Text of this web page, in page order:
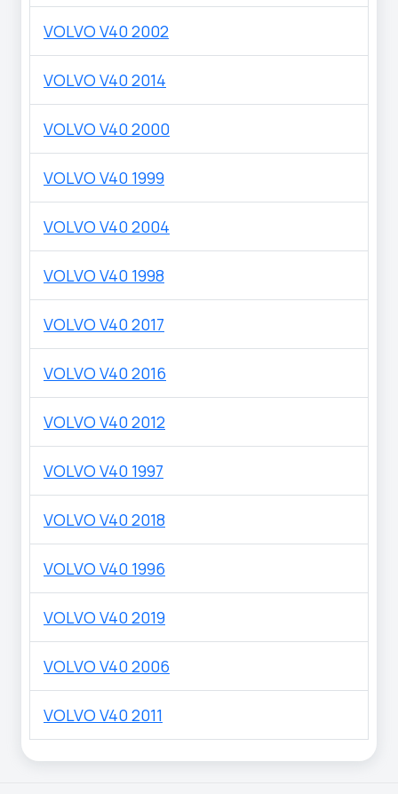
VOLVO V40 2002
VOLVO V40 2014
VOLVO V40 2000
VOLVO V40 1999
VOLVO V40 2004
VOLVO V40 1998
VOLVO V40 2017
VOLVO V40 2016
VOLVO V40 2012
VOLVO V40 1997
VOLVO V40 2018
VOLVO V40 1996
VOLVO V40 2019
VOLVO V40 2006
VOLVO V40 2011